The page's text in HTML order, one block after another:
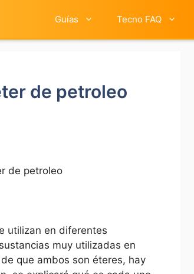
Guías Tecno FAQ
de petroleo
de petroleo
utilizan en diferentes
muy utilizadas en
que ambos son éteres, hay